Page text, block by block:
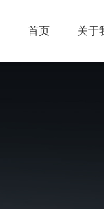
首页 关于